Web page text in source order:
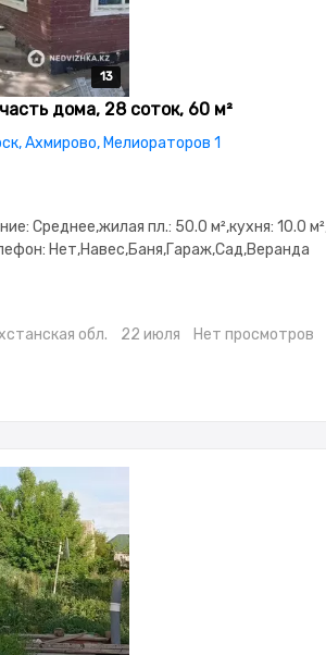
13
13
13
13
13
дома, 28 соток, 60 м²
Ахмирово, Мелиораторов 1
Среднее,жилая пл.: 50.0 м²,кухня: 10.0
Нет,Навес,Баня,Гараж,Сад,Веранда
обл. 22 июля Нет просмотров